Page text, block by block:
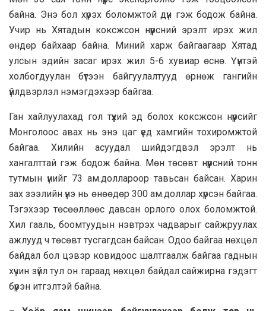
байна. Энэ бол хүрэх боломжтой дүн гэж бодож байна.
Учир нь Хятадын коксжсон нүүрсний эрэлт ирэх жил
өндөр байхаар байна. Миний харж байгаагаар Хятад
улсын эдийн засаг ирэх жил 5-6 хувиар өснө. Үүнтэй
холбогдуулан бүтээн байгуулалтууд өрнөж гангийн
үйлдвэрлэл нэмэгдэхээр байгаа.
Ган хайлуулахад гол түүхий эд болох коксжсон нүүрсийг
Монголоос авах нь энэ цаг үед хамгийн тохиромжтой
байгаа. Хилийн асуудал шийдэгдвэл эрэлт нь
хангалттай гэж бодож байна. Мөн төсөвт нүүрсний тонн
тутмын үнийг 73 ам.доллароор тавьсан байсан. Харин
зах зээлийн үнэ нь өнөөдөр 300 ам.доллар хүрсэн байгаа.
Тэгэхээр төсөөллөөс давсан орлого олох боломжтой.
Хил гааль, боомтуудын нэвтрэх чадварыг сайжруулах
ажлууд ч төсөвт тусгагдсан байсан. Одоо байгаа нөхцөл
байдал бол цэвэр ковидоос шалтгаалж байгаа гаднын
хүчин зүйл тул он гараад нөхцөл байдал сайжирна гэдэгт
бүрэн итгэлтэй байна.